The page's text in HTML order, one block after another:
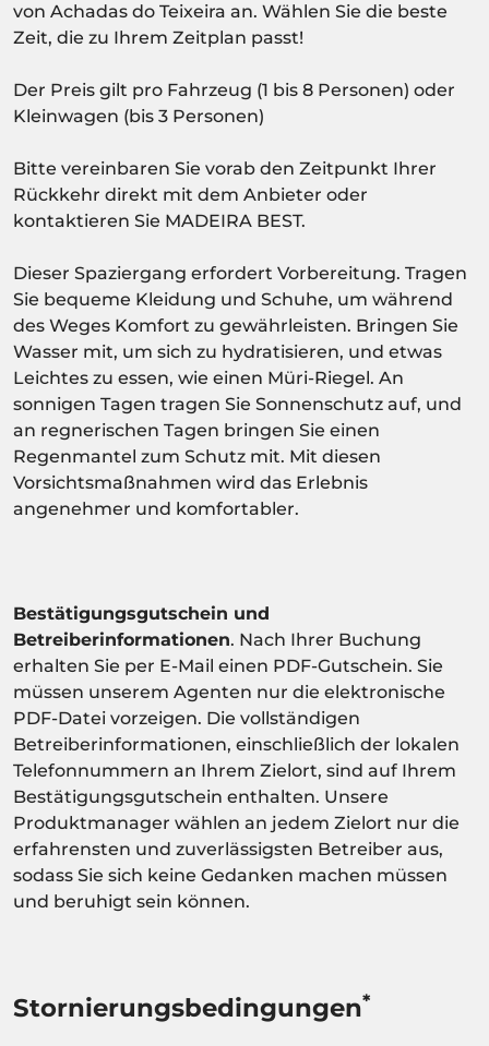
von Achadas do Teixeira an. Wählen Sie die beste
Zeit, die zu Ihrem Zeitplan passt!
Der Preis gilt pro Fahrzeug (1 bis 8 Personen) oder
Kleinwagen (bis 3 Personen)
Bitte vereinbaren Sie vorab den Zeitpunkt Ihrer
Rückkehr direkt mit dem Anbieter oder
kontaktieren Sie MADEIRA BEST.
Dieser Spaziergang erfordert Vorbereitung. Tragen
Sie bequeme Kleidung und Schuhe, um während
des Weges Komfort zu gewährleisten. Bringen Sie
Wasser mit, um sich zu hydratisieren, und etwas
Leichtes zu essen, wie einen Müri-Riegel. An
sonnigen Tagen tragen Sie Sonnenschutz auf, und
an regnerischen Tagen bringen Sie einen
Regenmantel zum Schutz mit. Mit diesen
Vorsichtsmaßnahmen wird das Erlebnis
angenehmer und komfortabler.
Bestätigungsgutschein und
Betreiberinformationen. Nach Ihrer Buchung
erhalten Sie per E-Mail einen PDF-Gutschein. Sie
müssen unserem Agenten nur die elektronische
PDF-Datei vorzeigen. Die vollständigen
Betreiberinformationen, einschließlich der lokalen
Telefonnummern an Ihrem Zielort, sind auf Ihrem
Bestätigungsgutschein enthalten. Unsere
Produktmanager wählen an jedem Zielort nur die
erfahrensten und zuverlässigsten Betreiber aus,
sodass Sie sich keine Gedanken machen müssen
und beruhigt sein können.
Stornierungsbedingungen*